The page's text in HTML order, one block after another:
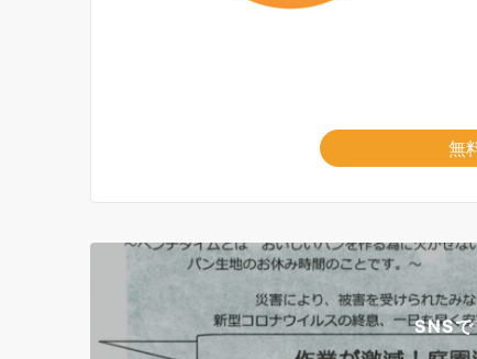
無
SNS